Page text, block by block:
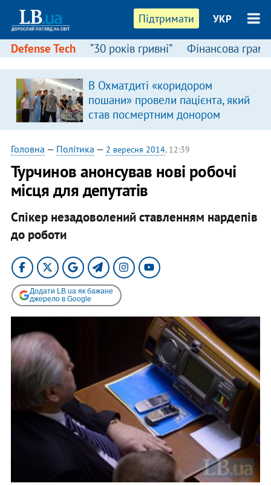
Підтримати УКР
Defense Tech “30 років гривні” Фінансова
В Охматдиті «коридором
пошани» провели пацієнта, який
став посмертним донором
Головна — Політика — 2 вересня 2014, 12:39
Турчинов анонсував нові робочі
місця для депутатів
Спікер незадоволений ставленням нардепів
до роботи
Додати LB.ua як бажане
джерело в Google